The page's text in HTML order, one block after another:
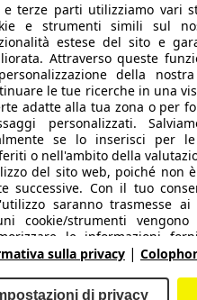
e modelli
e terze parti utilizziamo vari
e strumenti simili sul
estese del sito e
Attraverso queste
della
le tue ricerche in una
adatte alla tua zona o per
personalizzati.
se lo inserisci per
o nell'ambito della
del sito web, poiché non
successive. Con il tuo
saranno trasmesse
cookie/strumenti
le informazioni
per 30 giorni e per
Senza l'utilizzo
sulla privacy |
di privacy